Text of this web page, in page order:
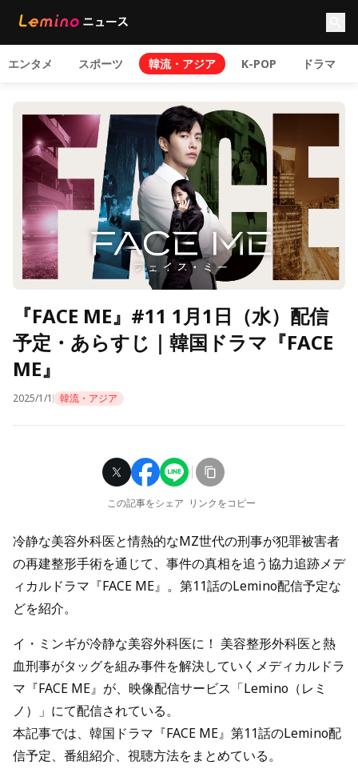
エンタメ スポーツ 韓流・アジア K-POP ドラマ
『FACE ME』#11 1月1日（水）配信
予定・あらすじ｜韓国ドラマ『FACE
ME』
2025/1/1 韓流・アジア
この記事をシェア リンクをコピー
冷静な美容外科医と情熱的なMZ世代の刑事が犯罪被害者
の再建整形手術を通じて、事件の真相を追う協力追跡メデ
ィカルドラマ『FACE ME』。第11話のLemino配信予定な
どを紹介。
イ・ミンギが冷静な美容外科医に！ 美容整形外科医と熱
血刑事がタッグを組み事件を解決していくメディカルドラ
マ『FACE ME』が、映像配信サービス「Lemino（レミ
ノ）」にて配信されている。
本記事では、韓国ドラマ『FACE ME』第11話のLemino配
信予定、番組紹介、視聴方法をまとめている。